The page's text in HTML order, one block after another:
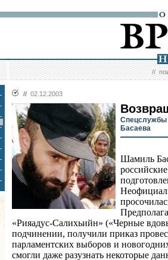
//
// 02.12.2003
Спецслужбы
Басаева
Шамиль
«Рияадус-Салихьийн» («Черные
подчинении, получили приказ
парламентских выборов и
смогли даже разузнать некоторые